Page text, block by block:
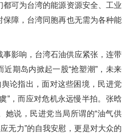
可为台湾的能源资源安全、工业
保障，台湾同胞再也无需为各种能
事影响，台湾石油供应紧张，连带
期岛内掀起一股“抢塑潮”，未来
舆论指出，面对这些困境，民进党
”，而应对危机永远慢半拍。张晗
她说，民进党当局所谓的“油气供
无力”的自我安慰，更是对大众的